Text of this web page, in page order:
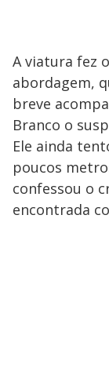
A viatura fez
abordagem,
breve
Branco o
Ele ainda
poucos
confessou o
encontrada